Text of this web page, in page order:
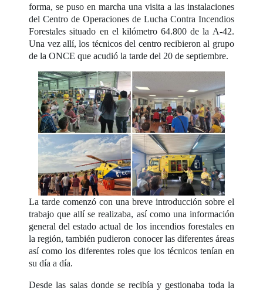
forma, se puso en marcha una visita a las instalaciones
del Centro de Operaciones de Lucha Contra Incendios
Forestales situado en el kilómetro 64.800 de la A-42.
Una vez allí, los técnicos del centro recibieron al grupo
de la ONCE que acudió la tarde del 20 de septiembre.
La tarde comenzó con una breve introducción sobre el
trabajo que allí se realizaba, así como una información
general del estado actual de los incendios forestales en
la región, también pudieron conocer las diferentes áreas
así como los diferentes roles que los técnicos tenían en
su día a día.
Desde las salas donde se recibía y gestionaba toda la